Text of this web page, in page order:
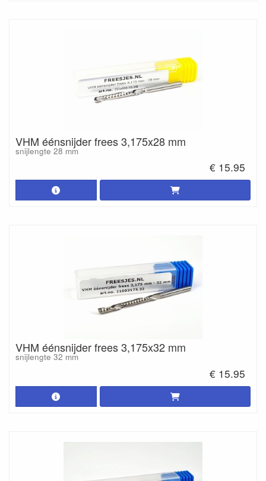
VHM éénsnijder frees 3,175x28 mm
snijlengte 28 mm
€ 15.95
VHM éénsnijder frees 3,175x32 mm
snijlengte 32 mm
€ 15.95